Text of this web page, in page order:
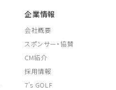
企業情報
会社概要
スポンサー・協賛
CM紹介
採用情報
7's GOLF